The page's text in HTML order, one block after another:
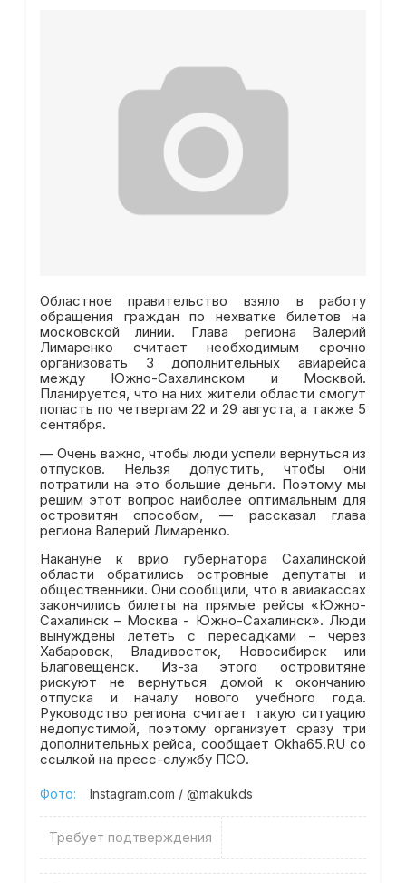
Областное правительство взяло в работу
обращения граждан по нехватке билетов на
московской линии. Глава региона Валерий
Лимаренко считает необходимым срочно
организовать 3 дополнительных авиарейса
между Южно-Сахалинском и Москвой.
Планируется, что на них жители области смогут
попасть по четвергам 22 и 29 августа, а также 5
сентября.
— Очень важно, чтобы люди успели вернуться из
отпусков. Нельзя допустить, чтобы они
потратили на это большие деньги. Поэтому мы
решим этот вопрос наиболее оптимальным для
островитян способом, — рассказал глава
региона Валерий Лимаренко.
Накануне к врио губернатора Сахалинской
области обратились островные депутаты и
общественники. Они сообщили, что в авиакассах
закончились билеты на прямые рейсы «Южно-
Сахалинск – Москва - Южно-Сахалинск». Люди
вынуждены лететь с пересадками – через
Хабаровск, Владивосток, Новосибирск или
Благовещенск. Из-за этого островитяне
рискуют не вернуться домой к окончанию
отпуска и началу нового учебного года.
Руководство региона считает такую ситуацию
недопустимой, поэтому организует сразу три
дополнительных рейса, сообщает Okha65.RU со
ссылкой на пресс-службу ПСО.
Фото: Instagram.com / @makukds
Требует подтверждения